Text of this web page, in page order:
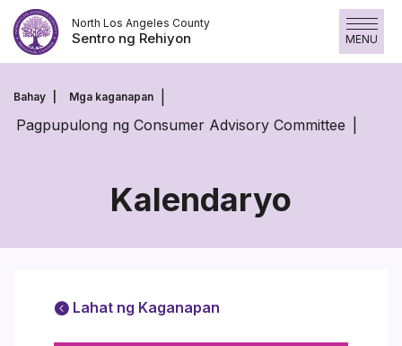
Laktawan
ang
nilalaman
North Los Angeles County
Sentro ng Rehiyon MENU
Bahay Mga kaganapan
Pagpupulong ng Consumer Advisory Committee
Kalendaryo
Lahat ng Kaganapan